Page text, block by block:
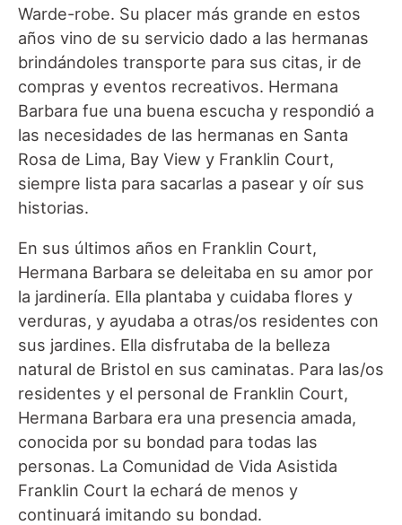
Warde-robe. Su placer más grande en estos
años vino de su servicio dado a las hermanas
brindándoles transporte para sus citas, ir de
compras y eventos recreativos. Hermana
Barbara fue una buena escucha y respondió a
las necesidades de las hermanas en Santa
Rosa de Lima, Bay View y Franklin Court,
siempre lista para sacarlas a pasear y oír sus
historias.
En sus últimos años en Franklin Court,
Hermana Barbara se deleitaba en su amor por
la jardinería. Ella plantaba y cuidaba flores y
verduras, y ayudaba a otras/os residentes con
sus jardines. Ella disfrutaba de la belleza
natural de Bristol en sus caminatas. Para las/os
residentes y el personal de Franklin Court,
Hermana Barbara era una presencia amada,
conocida por su bondad para todas las
personas. La Comunidad de Vida Asistida
Franklin Court la echará de menos y
continuará imitando su bondad.